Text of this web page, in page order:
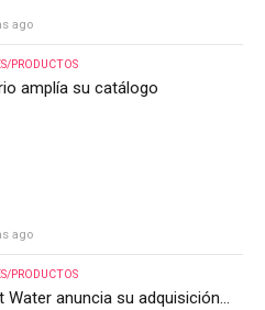
ago
PRODUCTOS
amplía su catálogo
ago
PRODUCTOS
Water anuncia su adquisición